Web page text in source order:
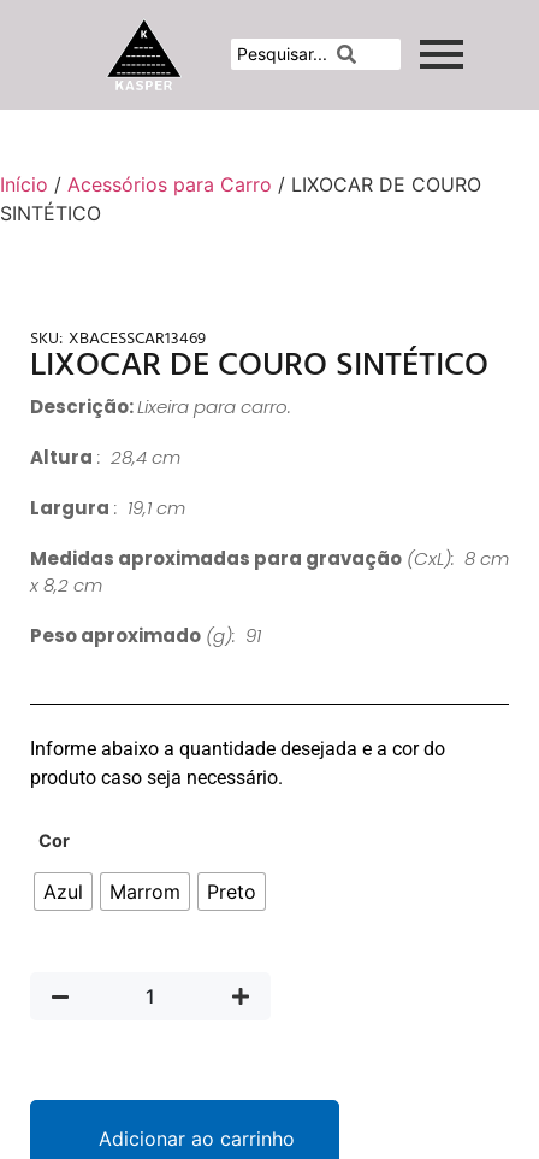
Início / Acessórios para Carro / LIXOCAR DE COURO
SINTÉTICO
SKU: XBACESSCAR13469
LIXOCAR DE COURO SINTÉTICO
Descrição:Lixeira para carro.
Altura : 28,4 cm
Largura : 19,1 cm
Medidas aproximadas para gravação (CxL): 8 cm
x 8,2 cm
Peso aproximado (g): 91
Informe abaixo a quantidade desejada e a cor do
produto caso seja necessário.
Cor
Azul Marrom Preto
Adicionar ao carrinho